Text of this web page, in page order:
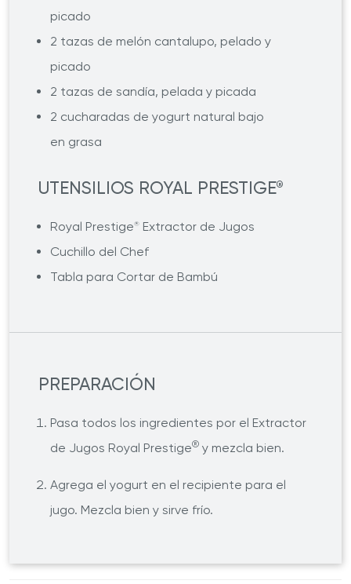
picado
2 tazas de melón cantalupo, pelado y
picado
2 tazas de sandía, pelada y picada
2 cucharadas de yogurt natural bajo
en grasa
UTENSILIOS ROYAL PRESTIGE®
Royal Prestige® Extractor de Jugos
Cuchillo del Chef
Tabla para Cortar de Bambú
PREPARACIÓN
Pasa todos los ingredientes por el Extractor
de Jugos Royal Prestige® y mezcla bien.
Agrega el yogurt en el recipiente para el
jugo. Mezcla bien y sirve frío.